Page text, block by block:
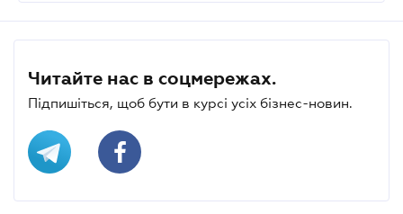
Читайте нас в соцмережах.
Підпишіться, щоб бути в курсі усіх бізнес-новин.